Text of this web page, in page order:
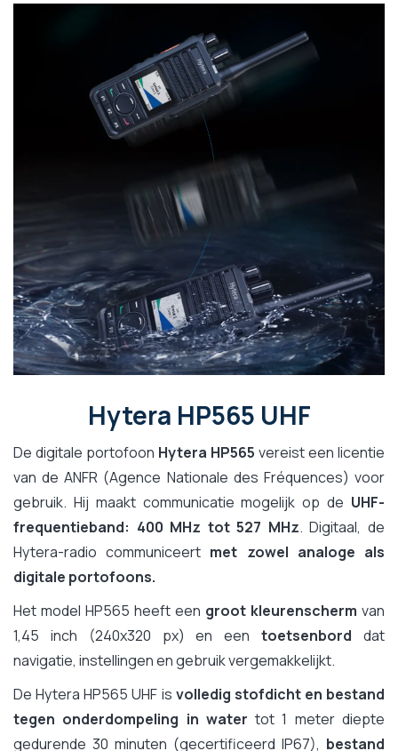
Hytera HP565 UHF
De digitale portofoon Hytera HP565 vereist een licentie
van de ANFR (Agence Nationale des Fréquences) voor
gebruik. Hij maakt communicatie mogelijk op de UHF-
frequentieband: 400 MHz tot 527 MHz. Digitaal, de
Hytera-radio communiceert met zowel analoge als
digitale portofoons.
Het model HP565 heeft een groot kleurenscherm van
1,45 inch (240x320 px) en eentoetsenbord dat
navigatie, instellingen en gebruik vergemakkelijkt.
De Hytera HP565 UHF is volledig stofdicht en bestand
tegen onderdompeling in water tot 1 meter diepte
gedurende 30 minuten (gecertificeerd IP67), bestand